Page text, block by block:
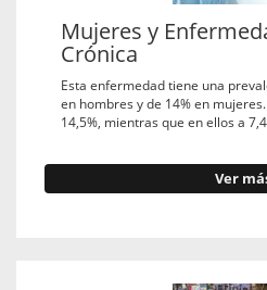
Mujeres y
Crónica
Esta enfermedad tiene una
en hombres y de 14% en
14,5%, mientras que en ellos a
Ver